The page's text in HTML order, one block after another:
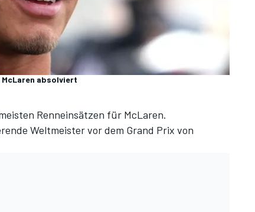
absolviert
Renneinsätzen für McLaren.
Weltmeister vordem Grand Prix von